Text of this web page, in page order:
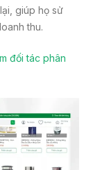
giúp họ sử
thu.
đối tác phân